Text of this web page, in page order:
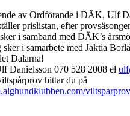
av Ordförande i DÄK, Ulf
prislistan, efter
i samband med DÄK’s
i samarbete med Jaktia
Dalarna!
Danielsson 070 528 2008 el
hittar du på